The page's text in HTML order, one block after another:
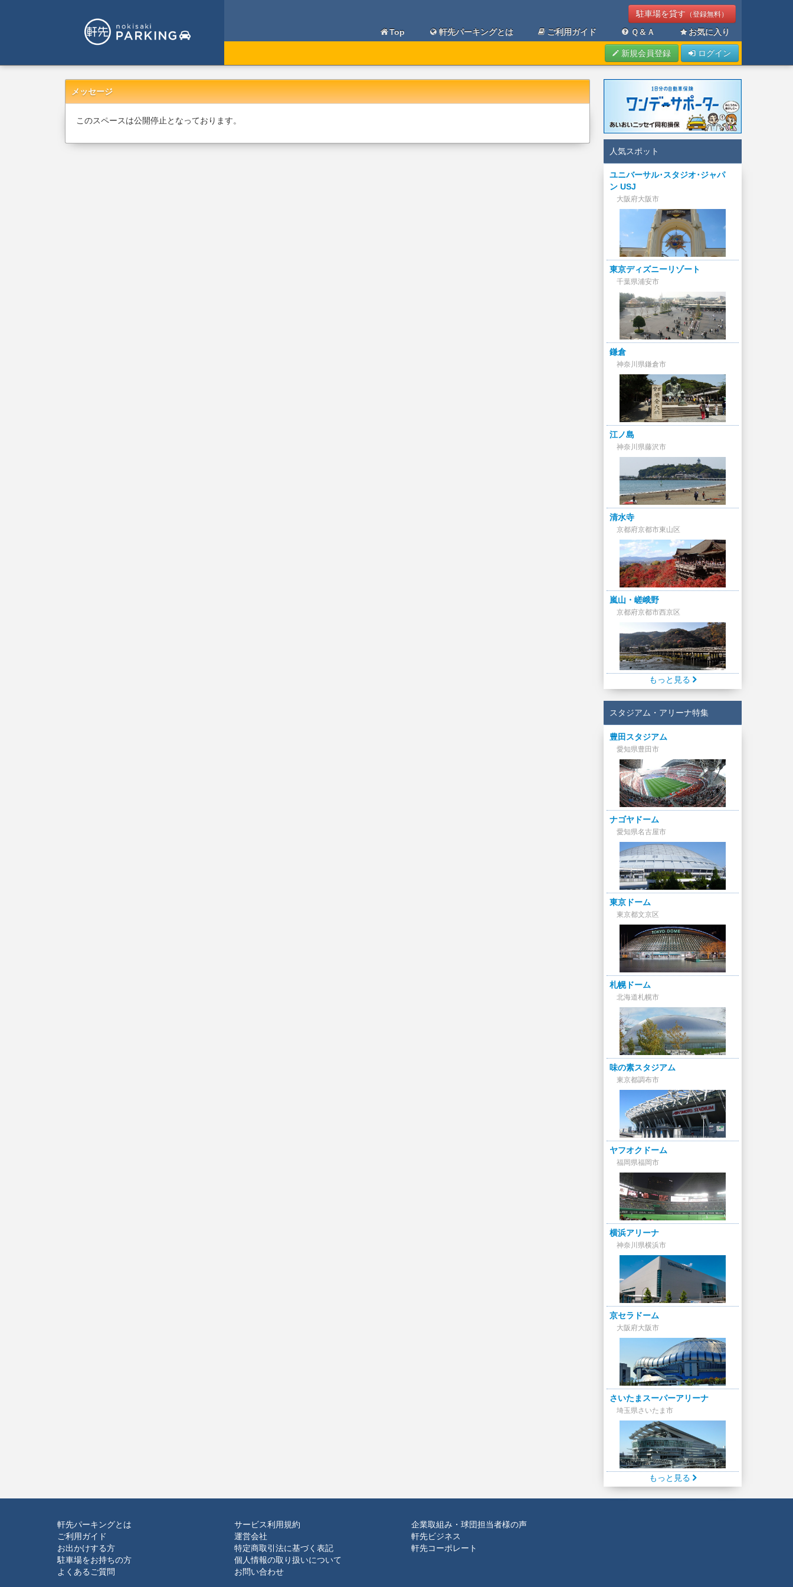
駐車場を貸す （登録無料）
Top 軒先パーキングとは ご利用ガイド Ｑ＆Ａ お気に入り
新規会員登録 ログイン
メッセージ
このスペースは公開停止となっております。
人気スポット
ユニバーサル･スタジオ･ジャパ
ン USJ
大阪府大阪市
東京ディズニーリゾート
千葉県浦安市
鎌倉
神奈川県鎌倉市
江ノ島
神奈川県藤沢市
清水寺
京都府京都市東山区
嵐山・嵯峨野
京都府京都市西京区
もっと見る
スタジアム・アリーナ特集
豊田スタジアム
愛知県豊田市
ナゴヤドーム
愛知県名古屋市
東京ドーム
東京都文京区
札幌ドーム
北海道札幌市
味の素スタジアム
東京都調布市
ヤフオクドーム
福岡県福岡市
横浜アリーナ
神奈川県横浜市
京セラドーム
大阪府大阪市
さいたまスーパーアリーナ
埼玉県さいたま市
もっと見る
軒先パーキングとは
ご利用ガイド
お出かけする方
駐車場をお持ちの方
よくあるご質問
サービス利用規約
運営会社
特定商取引法に基づく表記
個人情報の取り扱いについて
お問い合わせ
企業取組み・球団担当者様の声
軒先ビジネス
軒先コーポレート